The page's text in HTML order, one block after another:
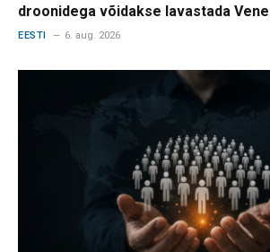
droonidega võidakse lavastada
EESTI 6. aug. 2026